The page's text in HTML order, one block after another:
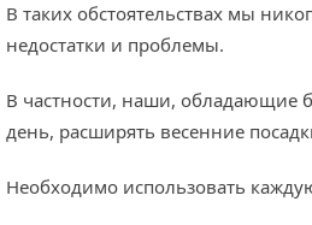
В таких обстоятельствах мы
недостатки и проблемы.
В частности, наши, обладающие
день, расширять весенние
Необходимо использовать